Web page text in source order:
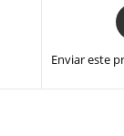
Enviar este